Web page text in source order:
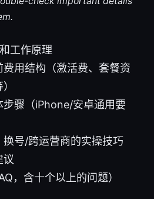
工作原理
用结构（激活费、套餐资
步骤（iPhone/安卓通用要
换号/跨运营商的实操技巧
议
，含十个以上的问题）